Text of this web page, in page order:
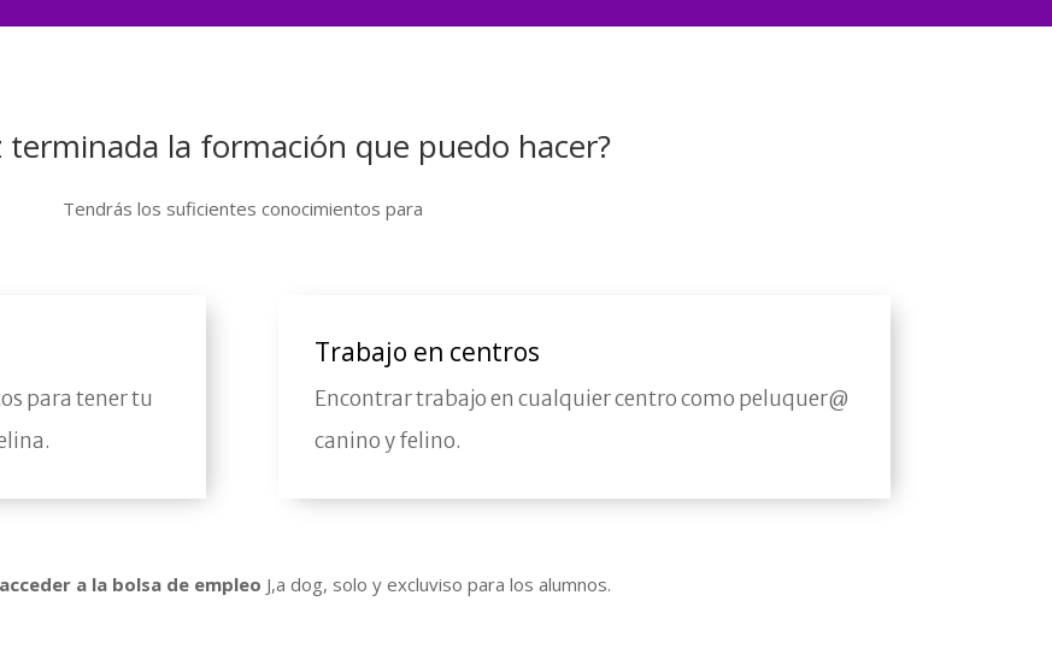
terminada la formación que puedo hacer?
Tendrás los suficientes conocimientos para
para tener tu
Trabajo en centros
Encontrar trabajo en cualquier centro como peluquer@
canino y felino.
acceder a la bolsa de empleo J,a dog, solo y excluviso para los alumnos.